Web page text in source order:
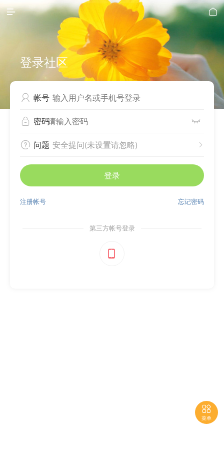
 
登录社区
 帐号
 密码 
 问题 
安全提问(未设置请忽略)
登录
忘记密码
注册帐号
第三方帐号登录


菜单